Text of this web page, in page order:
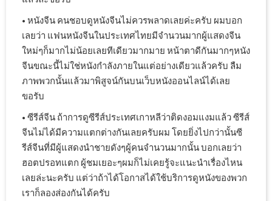
• หนังจีน คนชอบดูหนังจีนไม่ควรพลาดเลยค่ะครับ ผมบอก
เลยว่า แฟนหนังจีนในประเทศไทยมีจำนวนมากผู้แสดงจีน
ใหม่ๆก็มากไม่น้อยเลยทีเดียวมากมาย หน้าตาดีกันมากๆหนัง
จีนขณะนี้ไม่ใช่หนังกำลังภายในแต่อย่างเดียวแล้วครับ ลืม
ภาพพวกนั้นแล้วมาพิสูจน์กันบนเว็บหนังออนไลน์ได้เลย
ขอรับ
• ซีรีส์จีน ถ้าการดูซีรีส์ประเทศเกาหลีว่าติดงอมแงมแล้ว ซีรีส์
จีนไม่ได้มีความแตกต่างกันเลยครับผม โดยยิ่งไปกว่านั้นซี
รีส์จีนที่มีผู้แสดงนำชายดังๆผู้คนจำนวนมากนั้น บอกเลยว่า
ฮอตปรอทแตก ผู้ชมเยอะๆผมก็ไม่เคยรู้จะแนะนำเรื่องไหน
เลยล่ะนะครับ แต่ว่าถ้าได้โอกาสได้ใช้บริการดูหนังของพวก
เราก็ลองส่องกันได้ครับ